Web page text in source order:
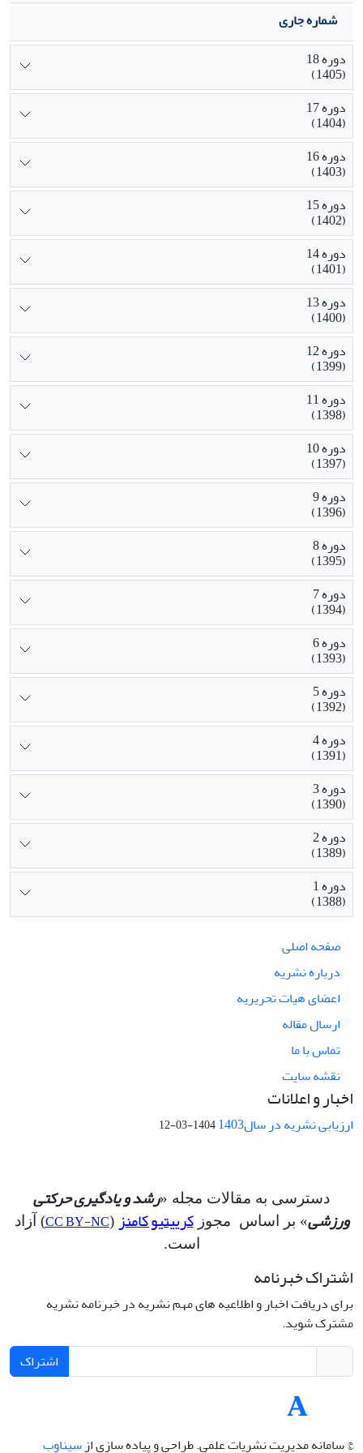
شماره جاری
دوره 18
(1405)
دوره 17
(1404)
دوره 16
(1403)
دوره 15
(1402)
دوره 14
(1401)
دوره 13
(1400)
دوره 12
(1399)
دوره 11
(1398)
دوره 10
(1397)
دوره 9
(1396)
دوره 8
(1395)
دوره 7
(1394)
دوره 6
(1393)
دوره 5
(1392)
دوره 4
(1391)
دوره 3
(1390)
دوره 2
(1389)
دوره 1
(1388)
صفحه اصلی
درباره نشریه
اعضای هیات تحریریه
ارسال مقاله
تماس با ما
نقشه سایت
اخبار و اعلانات
ارزیابی نشریه در سال1403 1404-03-12
دسترسی به مقالات مجله «رشد و یادگیری حرکتی
ورزشی» بر اساس مجوزکرییتیو کامنز (
CC BY-NC) آزاد
است.
اشتراک خبرنامه
برای دریافت اخبار و اطلاعیه های مهم نشریه در خبرنامه نشریه
مشترک شوید.
اشتراک
© سامانه مدیریت نشریات علمی.طراحی و پیاده سازی از سیناوب